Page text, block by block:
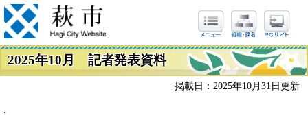
2025年10月 記者発表資料
掲載日：2025年10月31日更新
・